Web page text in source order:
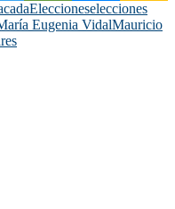
Eleccioneselecciones
Eugenia VidalMauricio